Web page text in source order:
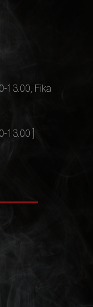
13.00, Fika
13.00 ]